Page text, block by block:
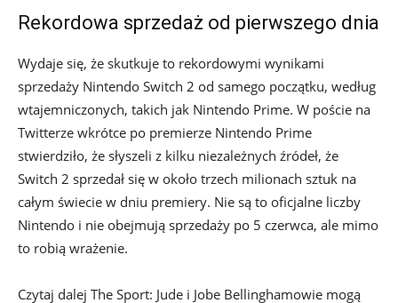
Rekordowa sprzedaż od pierwszego dnia
Wydaje się, że skutkuje to rekordowymi wynikami
sprzedaży Nintendo Switch 2 od samego początku, według
wtajemniczonych, takich jak Nintendo Prime. W poście na
Twitterze wkrótce po premierze Nintendo Prime
stwierdziło, że słyszeli z kilku niezależnych źródeł, że
Switch 2 sprzedał się w około trzech milionach sztuk na
całym świecie w dniu premiery. Nie są to oficjalne liczby
Nintendo i nie obejmują sprzedaży po 5 czerwca, ale mimo
to robią wrażenie.
Czytaj dalej The Sport: Jude i Jobe Bellinghamowie mogą